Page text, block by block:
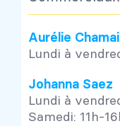
Aurélie
Lundi à
Johanna Saez
Lundi à
Samedi: 11h-